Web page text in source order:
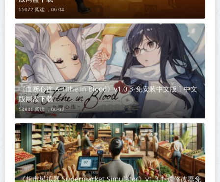
55072 阅读 ， 06-04
《血断心连 A Tithe in Blood》v1.0.3-免安装中文版丨中文
版网盘下载
54841 阅读 ， 06-02
《超市模拟器 Supermarket Simulator》v1.3.1-送修改器免